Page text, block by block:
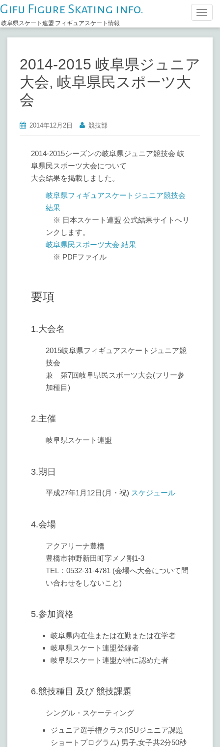
T
o
g
Gifu Figure Skating info.
岐阜県スケート連盟 フィギュアスケート情報
2014-2015 岐阜県ジュニア
大会, 岐阜県民スポーツ大
会
2014年12月2日 競技部
2014-2015シーズンの岐阜県ジュニア競技会 岐
阜県民スポーツ大会について
大会結果を掲載しました。
岐阜県フィギュアスケートジュニア競技会
結果
※ 日本スケート連盟 公式結果サイトへリ
ンクします。
岐阜県民スポーツ大会 結果
※ PDFファイル
要項
1.大会名
2015岐阜県フィギュアスケートジュニア競
技会
兼 第7回岐阜県民スポーツ大会(フリー参
加種目)
2.主催
岐阜県スケート連盟
3.期日
平成27年1月12日(月・祝) スケジュール
4.会場
アクアリーナ豊橋
豊橋市神野新田町字メノ割1-3
TEL：0532-31-4781 (会場へ大会について問
い合わせをしないこと)
5.参加資格
岐阜県内在住または在勤または在学者
岐阜県スケート連盟登録者
岐阜県スケート連盟が特に認めた者
6.競技種目 及び 競技課題
シングル・スケーティング
ジュニア選手権クラス(ISUジュニア課題
ショートプログラム) 男子,女子共2分50秒